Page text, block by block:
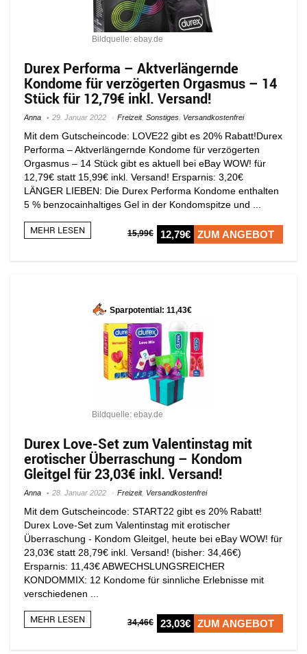
Bildquelle: ebay.de
Durex Performa – Aktverlängernde
Kondome für verzögerten Orgasmus – 14
Stück für 12,79€ inkl. Versand!
Anna 29. Januar 2022 Freizeit, Sonstiges Versandkostenfrei
Mit dem Gutscheincode: LOVE22 gibt es 20% Rabatt!Durex
Performa – Aktverlängernde Kondome für verzögerten
Orgasmus – 14 Stück gibt es aktuell bei eBay WOW! für
12,79€ statt 15,99€ inkl. Versand! Ersparnis: 3,20€
LÄNGER LIEBEN: Die Durex Performa Kondome enthalten
5 % benzocainhaltiges Gel in der Kondomspitze und ...
MEHR LESEN 15,99€ 12,79€ ZUM ANGEBOT
Sparpotential: 11,43€
Bildquelle: ebay.de
Durex Love-Set zum Valentinstag mit
erotischer Überraschung – Kondom
Gleitgel für 23,03€ inkl. Versand!
Anna 28. Januar 2022 Freizeit, Versandkostenfrei
Mit dem Gutscheincode: START22 gibt es 20% Rabatt!
Durex Love-Set zum Valentinstag mit erotischer
Überraschung - Kondom Gleitgel, heute bei eBay WOW! für
23,03€ statt 28,79€ inkl. Versand! (bisher: 34,46€)
Ersparnis: 11,43€ ABWECHSLUNGSREICHER
KONDOMMIX: 12 Kondome für sinnliche Erlebnisse mit
verschiedenen ...
MEHR LESEN 34,46€ 23,03€ ZUM ANGEBOT